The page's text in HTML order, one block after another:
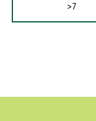
>7